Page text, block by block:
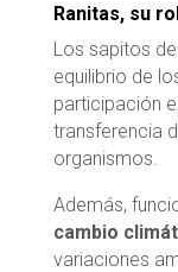
Ranitas, su
Los sapitos
equilibrio de
participación
transferencia
organismos.
Además,
cambio
variaciones